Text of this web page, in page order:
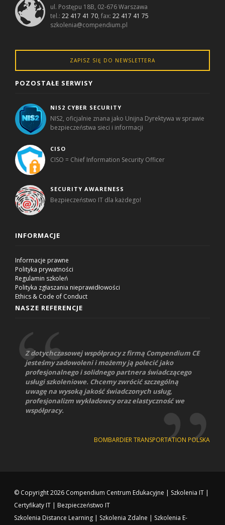
ul. Postępu 18B, 02-676 Warszawa
tel.:22 417 41 70, fax:22 417 41 75
szkolenia@compendium.pl
ZAPISZ SIĘ DO NEWSLETTERA
POZOSTAŁE SERWISY
NIS2 CYBER SECURITY
NIS2, oficjalnie znana jako Unijna Dyrektywa w sprawie
bezpieczeństwa sieci i informacji
CISO
CISO = Chief Information Security Officer
SECURITY AWARENESS
Bezpieczeństwo IT dla każdego!
INFORMACJE
Informacje prawne
Polityka prywatności
Regulamin szkoleń
Polityka zgłaszania nieprawidłowości
Ethics & Code of Conduct
NASZE REFERENCJE
Z dotychczasowej współpracy z firmą Compendium CE
jesteśmy zadowoleni i możemy ją polecić jako
profesjonalnego i solidnego partnera świadczącego
usługi szkoleniowe. Chcemy zwrócić szczególną
uwagę na wysoką jakość świadczonych usług,
profesjonalizm wykładowcy oraz elastyczność we
współpracy.
BOMBARDIER TRANSPORTATION POLSKA
© Copyright 2026 Compendium Centrum Edukacyjne | Szkolenia IT |
Certyfikaty IT | Bezpieczeństwo IT
Szkolenia Distance Learning | Szkolenia Zdalne | Szkolenia E-